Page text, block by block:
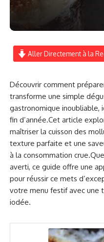
Aller Directement à la
Découvrir comment
transforme une simple
gastronomique inoubliable,
fin d’année.Cet article
maîtriser la cuisson des
texture parfaite et une
à la consommation
averti, ce guide offre une
pour réussir ce mets
votre menu festif avec une
iodée.